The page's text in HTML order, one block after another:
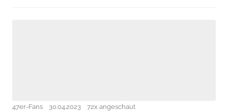
47er-Fans 30.04.2023 72x angeschaut